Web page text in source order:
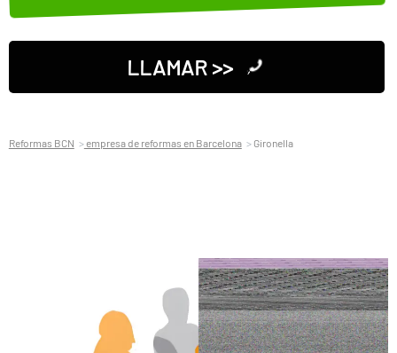
LLAMAR >>
Reformas BCN empresa de reformas en Barcelona Gironella